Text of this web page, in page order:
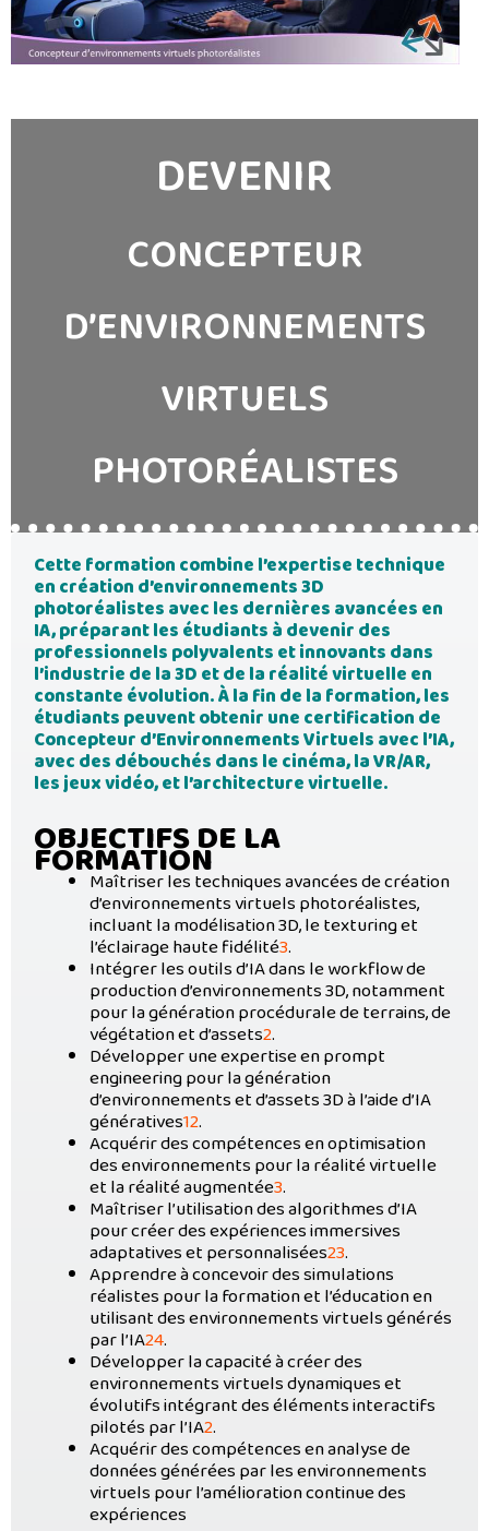
DEVENIR
CONCEPTEUR
D’ENVIRONNEMENTS
VIRTUELS
PHOTORÉALISTES
Cette formation combine l’expertise technique
en création d’environnements 3D
photoréalistes avec les dernières avancées en
IA, préparant les étudiants à devenir des
professionnels polyvalents et innovants dans
l’industrie de la 3D et de la réalité virtuelle en
constante évolution. À la fin de la formation, les
étudiants peuvent obtenir une certification de
Concepteur d’Environnements Virtuels avec l’IA,
avec des débouchés dans le cinéma, la VR/AR,
les jeux vidéo, et l’architecture virtuelle.
OBJECTIFS DE LA
FORMATION
Maîtriser les techniques avancées de création
d’environnements virtuels photoréalistes,
incluant la modélisation 3D, le texturing et
l’éclairage haute fidélité3.
Intégrer les outils d’IA dans le workflow de
production d’environnements 3D, notamment
pour la génération procédurale de terrains, de
végétation et d’assets2.
Développer une expertise en prompt
engineering pour la génération
d’environnements et d’assets 3D à l’aide d’IA
génératives12.
Acquérir des compétences en optimisation
des environnements pour la réalité virtuelle
et la réalité augmentée3.
Maîtriser l’utilisation des algorithmes d’IA
pour créer des expériences immersives
adaptatives et personnalisées23.
Apprendre à concevoir des simulations
réalistes pour la formation et l’éducation en
utilisant des environnements virtuels générés
par l’IA24.
Développer la capacité à créer des
environnements virtuels dynamiques et
évolutifs intégrant des éléments interactifs
pilotés par l’IA2.
Acquérir des compétences en analyse de
données générées par les environnements
virtuels pour l’amélioration continue des
expériences